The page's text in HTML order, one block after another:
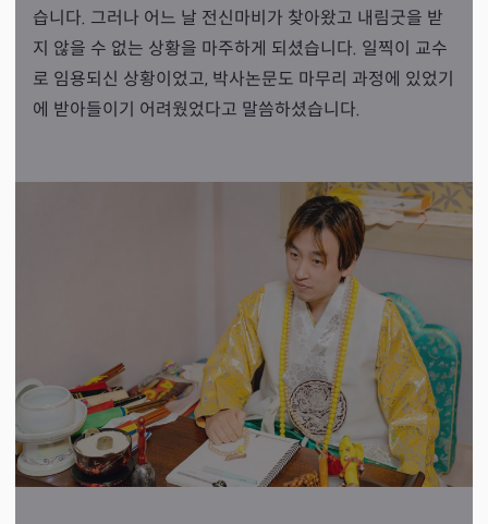
습니다. 그러나 어느 날 전신마비가 찾아왔고 내림굿을 받
지 않을 수 없는 상황을 마주하게 되셨습니다. 일찍이 교수
로 임용되신 상황이었고, 박사논문도 마무리 과정에 있었기
에 받아들이기 어려웠었다고 말씀하셨습니다.